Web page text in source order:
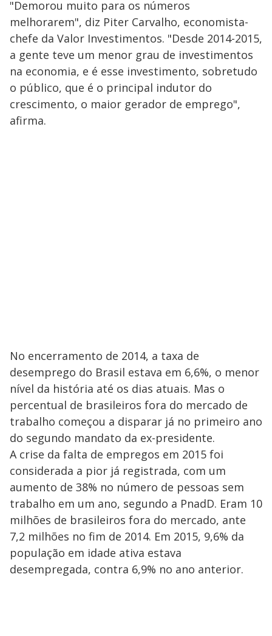
"Demorou muito para os números
melhorarem", diz Piter Carvalho, economista-
chefe da Valor Investimentos. "Desde 2014-2015,
a gente teve um menor grau de investimentos
na economia, e é esse investimento, sobretudo
o público, que é o principal indutor do
crescimento, o maior gerador de emprego",
afirma.
No encerramento de 2014, a taxa de
desemprego do Brasil estava em 6,6%, o menor
nível da história até os dias atuais. Mas o
percentual de brasileiros fora do mercado de
trabalho começou a disparar já no primeiro ano
do segundo mandato da ex-presidente.
A crise da falta de empregos em 2015 foi
considerada a pior já registrada, com um
aumento de 38% no número de pessoas sem
trabalho em um ano, segundo a PnadD. Eram 10
milhões de brasileiros fora do mercado, ante
7,2 milhões no fim de 2014. Em 2015, 9,6% da
população em idade ativa estava
desempregada, contra 6,9% no ano anterior.